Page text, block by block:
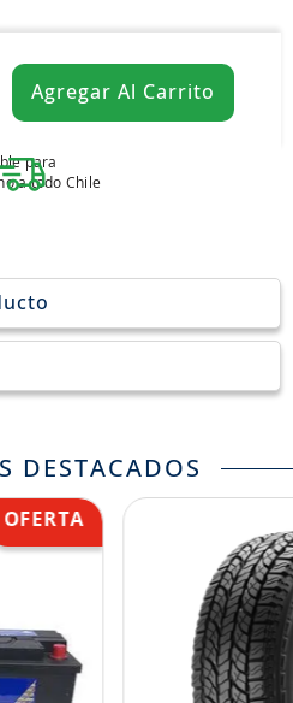
Agregar Al Carrito
para
a todo Chile
DESTACADOS